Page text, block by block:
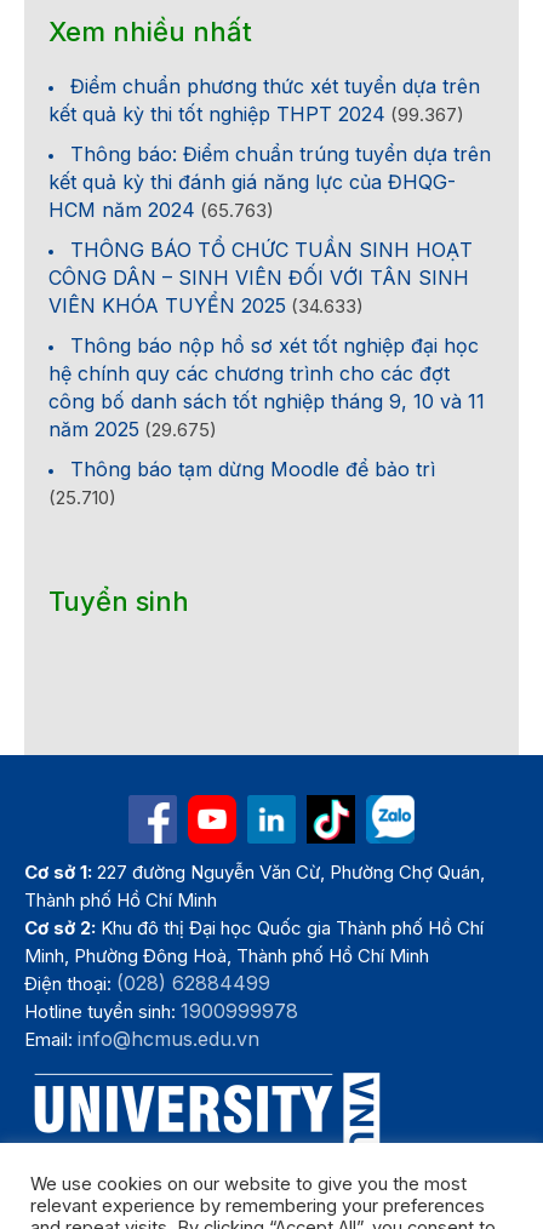
Xem nhiều nhất
Điểm chuẩn phương thức xét tuyển dựa trên
kết quả kỳ thi tốt nghiệp THPT 2024 (99.367)
Thông báo: Điểm chuẩn trúng tuyển dựa trên
kết quả kỳ thi đánh giá năng lực của ĐHQG-
HCM năm 2024 (65.763)
THÔNG BÁO TỔ CHỨC TUẦN SINH HOẠT
CÔNG DÂN – SINH VIÊN ĐỐI VỚI TÂN SINH
VIÊN KHÓA TUYỂN 2025 (34.633)
Thông báo nộp hồ sơ xét tốt nghiệp đại học
hệ chính quy các chương trình cho các đợt
công bố danh sách tốt nghiệp tháng 9, 10 và 11
năm 2025 (29.675)
Thông báo tạm dừng Moodle để bảo trì
(25.710)
Tuyển sinh
Cơ sở 1: 227 đường Nguyễn Văn Cừ, Phường Chợ Quán,
Thành phố Hồ Chí Minh
Cơ sở 2: Khu đô thị Đại học Quốc gia Thành phố Hồ Chí
Minh, Phường Đông Hoà, Thành phố Hồ Chí Minh
Điện thoại: (028) 62884499
Hotline tuyển sinh:1900999978
Email:info@hcmus.edu.vn
We use cookies on our website to give you the most
relevant experience by remembering your preferences